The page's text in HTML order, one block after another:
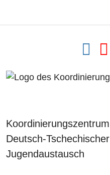
Koordinierungszentrum
Deutsch-Tschechischer
Jugendaustausch